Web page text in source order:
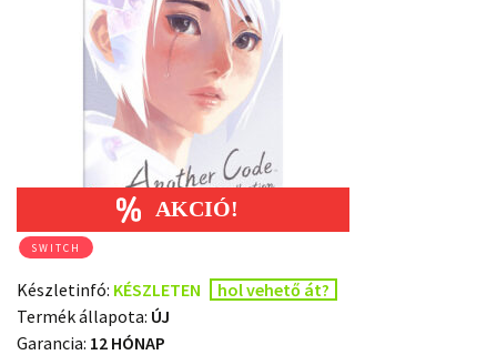
SWITCH
Készletinfó: KÉSZLETEN
hol vehető át?
Termék állapota: ÚJ
Garancia: 12 HÓNAP